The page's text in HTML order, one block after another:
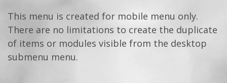
This menu is created for mobile menu only.
There are no limitations to create the duplicate
of items or modules visible from the desktop
submenu menu.